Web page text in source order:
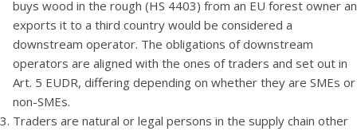
buys wood in the rough (HS 4403) from an EU forest owner
exports it to a third country would be considered a
downstream operator. The obligations of downstream
operators are aligned with the ones of traders and set out in
Art. 5 EUDR, differing depending on whether they are SMEs or
non-SMEs.
Traders are natural or legal persons in the supply chain other